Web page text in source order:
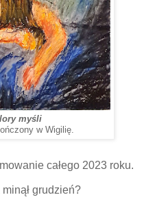
myśli
w Wigilię.
całego 2023 roku.
grudzień?